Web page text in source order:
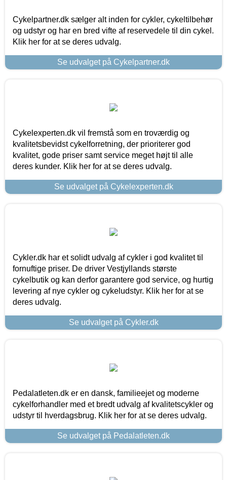
Cykelpartner.dk sælger alt inden for cykler, cykeltilbehør
og udstyr og har en bred vifte af reservedele til din cykel.
Klik her for at se deres udvalg.
Se udvalget på Cykelpartner.dk
Cykelexperten.dk vil fremstå som en troværdig og
kvalitetsbevidst cykelforretning, der prioriterer god
kvalitet, gode priser samt service meget højt til alle
deres kunder. Klik her for at se deres udvalg.
Se udvalget på Cykelexperten.dk
Cykler.dk har et solidt udvalg af cykler i god kvalitet til
fornuftige priser. De driver Vestjyllands største
cykelbutik og kan derfor garantere god service, og hurtig
levering af nye cykler og cykeludstyr. Klik her for at se
deres udvalg.
Se udvalget på Cykler.dk
Pedalatleten.dk er en dansk, familieejet og moderne
cykelforhandler med et bredt udvalg af kvalitetscykler og
udstyr til hverdagsbrug. Klik her for at se deres udvalg.
Se udvalget på Pedalatleten.dk